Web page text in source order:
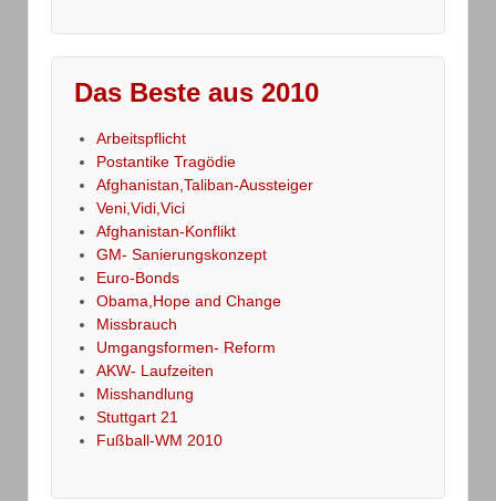
Das Beste aus 2010
Arbeitspflicht
Postantike Tragödie
Afghanistan,Taliban-Aussteiger
Veni,Vidi,Vici
Afghanistan-Konflikt
GM- Sanierungskonzept
Euro-Bonds
Obama,Hope and Change
Missbrauch
Umgangsformen- Reform
AKW- Laufzeiten
Misshandlung
Stuttgart 21
Fußball-WM 2010